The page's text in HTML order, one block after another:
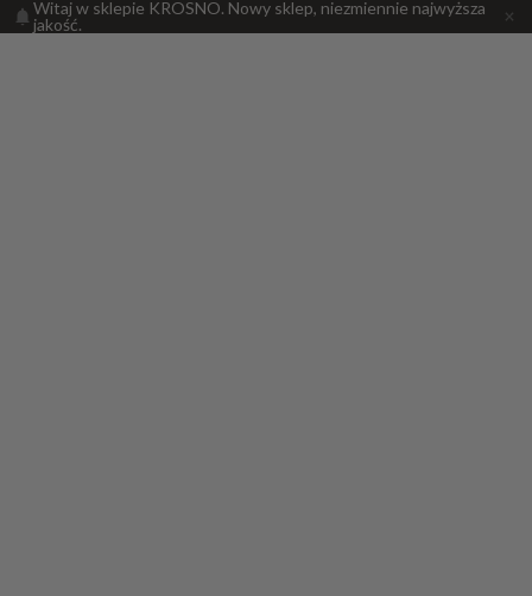
Witaj w sklepie KROSNO. Nowy sklep, niezmiennie najwyższa
jakość.